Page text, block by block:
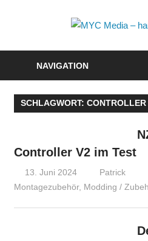
NAVIGATION
SCHLAGWORT: CONTROLLER
Controller V2 im Test
13. Juni 2024 Patrick
Montagezubehör, Modding /